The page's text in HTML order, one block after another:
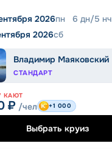
2026пн 6 дн/5 нч
2026сб
Владимир Маяковский
СТАНДАРТ
КАЮТ
₽ /чел +1 000
Выбрать круиз